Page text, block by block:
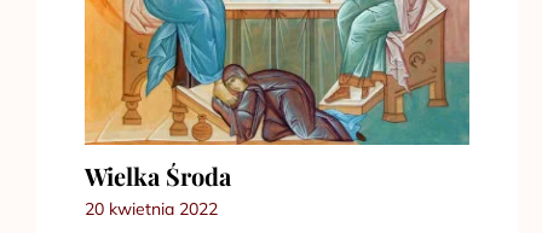
Wielka Środa
20 kwietnia 2022